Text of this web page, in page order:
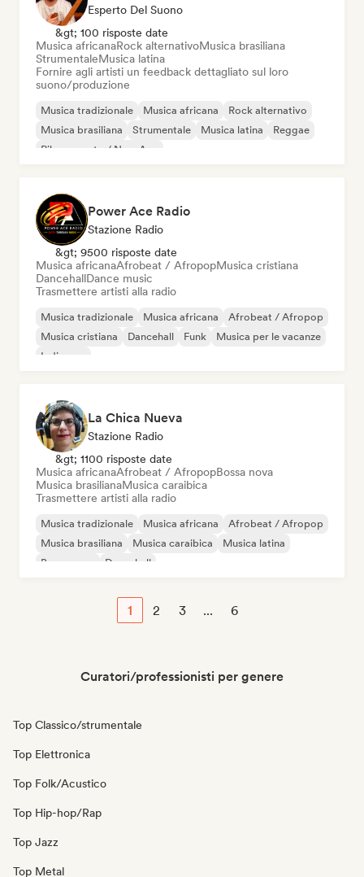
Esperto Del Suono
&gt; 100 risposte date
Musica africanaRock alternativoMusica brasiliana
StrumentaleMusica latina
Fornire agli artisti un feedback dettagliato sul loro
suono/produzione
Musica tradizionale Musica africana
Rock alternativo
Musica brasiliana
Strumentale Musica latina
Reggae
Rilassamento / New Age
Power Ace Radio
Stazione Radio
&gt; 9500 risposte date
Musica africanaAfrobeat / AfropopMusica cristiana
DancehallDance music
Trasmettere artisti alla radio
Musica tradizionale Musica africana
Afrobeat / Afropop
Musica cristiana
Dancehall Funk
Musica per le vacanze
Indie pop
La Chica Nueva
Stazione Radio
&gt; 1100 risposte date
Musica africanaAfrobeat / AfropopBossa nova
Musica brasilianaMusica caraibica
Trasmettere artisti alla radio
Musica tradizionale Musica africana
Afrobeat / Afropop
Musica brasiliana
Musica caraibica
Musica latina
Bossa nova
Dancehall
1 2 3 ... 6
Curatori/professionisti per genere
Top Classico/strumentale
Top Elettronica
Top Folk/Acustico
Top Hip-hop/Rap
Top Jazz
Top Metal